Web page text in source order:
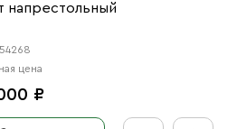
напрестольный
цена
₽